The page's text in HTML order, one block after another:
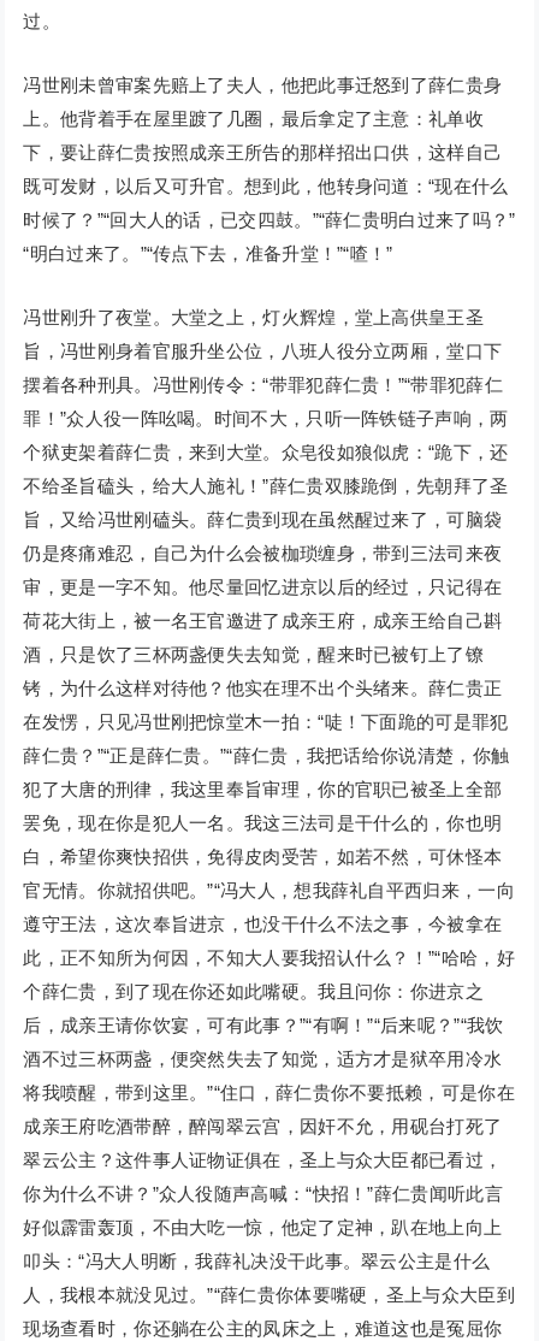
过。
冯世刚未曾审案先赔上了夫人，他把此事迁怒到了薛仁贵身
上。他背着手在屋里踱了几圈，最后拿定了主意：礼单收
下，要让薛仁贵按照成亲王所告的那样招出口供，这样自己
既可发财，以后又可升官。想到此，他转身问道：“现在什么
时候了？”“回大人的话，已交四鼓。”“薛仁贵明白过来了吗？”
“明白过来了。”“传点下去，准备升堂！”“喳！”
冯世刚升了夜堂。大堂之上，灯火辉煌，堂上高供皇王圣
旨，冯世刚身着官服升坐公位，八班人役分立两厢，堂口下
摆着各种刑具。冯世刚传令：“带罪犯薛仁贵！”“带罪犯薛仁
罪！”众人役一阵吆喝。时间不大，只听一阵铁链子声响，两
个狱吏架着薛仁贵，来到大堂。众皂役如狼似虎：“跪下，还
不给圣旨磕头，给大人施礼！”薛仁贵双膝跪倒，先朝拜了圣
旨，又给冯世刚磕头。薛仁贵到现在虽然醒过来了，可脑袋
仍是疼痛难忍，自己为什么会被枷琐缠身，带到三法司来夜
审，更是一字不知。他尽量回忆进京以后的经过，只记得在
荷花大街上，被一名王官邀进了成亲王府，成亲王给自己斟
酒，只是饮了三杯两盏便失去知觉，醒来时已被钉上了镣
铐，为什么这样对待他？他实在理不出个头绪来。薛仁贵正
在发愣，只见冯世刚把惊堂木一拍：“唗！下面跪的可是罪犯
薛仁贵？”“正是薛仁贵。”“薛仁贵，我把话给你说清楚，你触
犯了大唐的刑律，我这里奉旨审理，你的官职已被圣上全部
罢免，现在你是犯人一名。我这三法司是干什么的，你也明
白，希望你爽快招供，免得皮肉受苦，如若不然，可休怪本
官无情。你就招供吧。”“冯大人，想我薛礼自平西归来，一向
遵守王法，这次奉旨进京，也没干什么不法之事，今被拿在
此，正不知所为何因，不知大人要我招认什么？！”“哈哈，好
个薛仁贵，到了现在你还如此嘴硬。我且问你：你进京之
后，成亲王请你饮宴，可有此事？”“有啊！”“后来呢？”“我饮
酒不过三杯两盏，便突然失去了知觉，适方才是狱卒用冷水
将我喷醒，带到这里。”“住口，薛仁贵你不要抵赖，可是你在
成亲王府吃酒带醉，醉闯翠云宫，因奸不允，用砚台打死了
翠云公主？这件事人证物证俱在，圣上与众大臣都已看过，
你为什么不讲？”众人役随声高喊：“快招！”薛仁贵闻听此言
好似霹雷轰顶，不由大吃一惊，他定了定神，趴在地上向上
叩头：“冯大人明断，我薛礼决没干此事。翠云公主是什么
人，我根本就没见过。”“薛仁贵你体要嘴硬，圣上与众大臣到
现场查看时，你还躺在公主的凤床之上，难道这也是冤屈你